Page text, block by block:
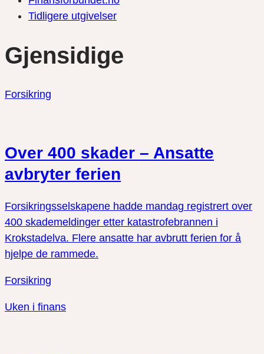
Tidligere utgivelser
Gjensidige
Forsikring
Over 400 skader – Ansatte
avbryter ferien
Forsikringsselskapene hadde mandag registrert over
400 skademeldinger etter katastrofebrannen i
Krokstadelva. Flere ansatte har avbrutt ferien for å
hjelpe de rammede.
Forsikring
Uken i finans